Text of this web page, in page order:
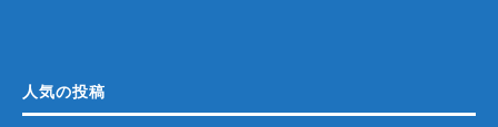
人気の投稿